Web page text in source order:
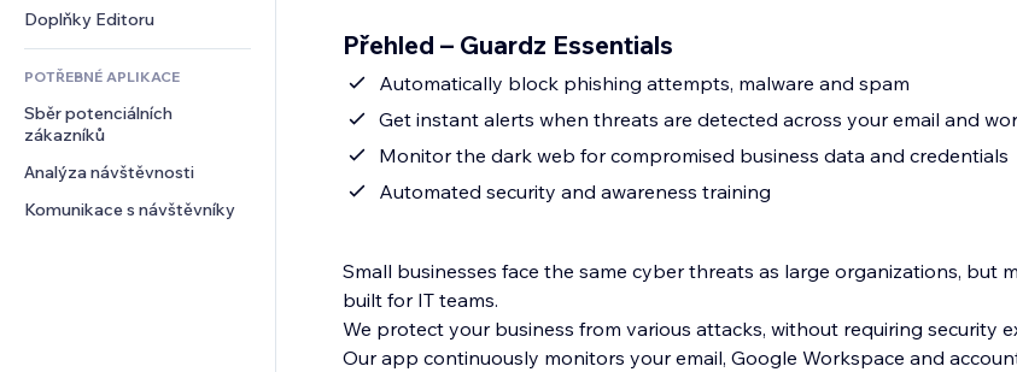
Jídlo a nápoje
Kalkulačky
Vyhledávání
Počasí
Tabulky a grafy
Komunita
Reference a recenze
CRM
Doplňky Editoru
POTŘEBNÉ APLIKACE
Sběr potenciálních
zákazníků
Analýza návštěvnosti
Komunikace s návštěvníky
Přehled – Guardz Essentials
Automatically block phishing attempts, malware and spam
Get instant alerts when threats are detected across your email and
Monitor the dark web for compromised business data and credentials
Automated security and awareness training
Small businesses face the same cyber threats as large organizations, but
built for IT teams.
We protect your business from various attacks, without requiring security
Our app continuously monitors your email, Google Workspace and